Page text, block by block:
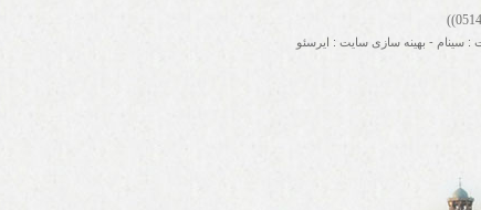
: سینام - بهینه سازی سایت : ایرسئو